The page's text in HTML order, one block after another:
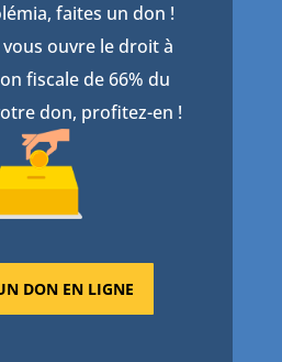
faites un don !
ouvre le droit à
fiscale de 66% du
don, profitez-en !
DON EN LIGNE